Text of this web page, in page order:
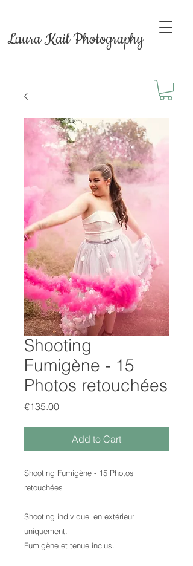
Laura Kail Photography
Shooting
Fumigène - 15
Photos retouchées
€135.00Price
Add to Cart
Shooting Fumigène - 15 Photos
retouchées
Shooting individuel en extérieur
uniquement.
Fumigène et tenue inclus.